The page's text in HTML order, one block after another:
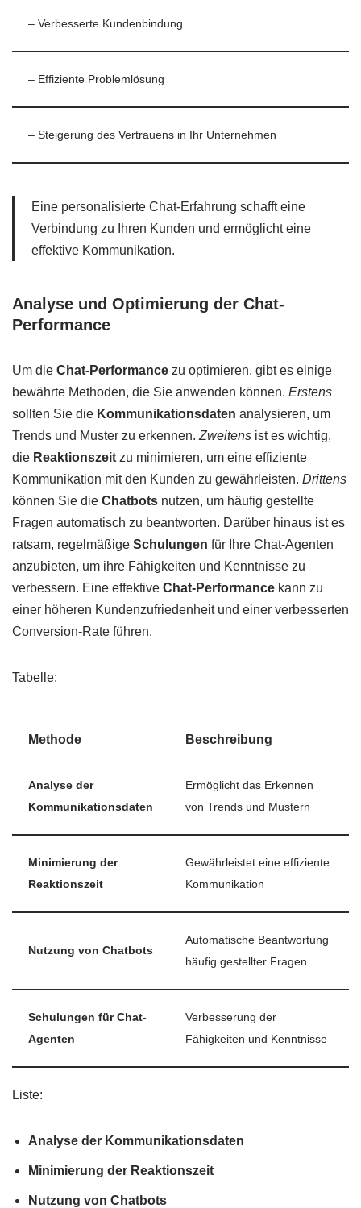
– Verbesserte Kundenbindung
– Effiziente Problemlösung
– Steigerung des Vertrauens in Ihr Unternehmen
Eine personalisierte Chat-Erfahrung schafft eine
Verbindung zu Ihren Kunden und ermöglicht eine
effektive Kommunikation.
Analyse und Optimierung der Chat-
Performance
Um die Chat-Performance zu optimieren, gibt es einige
bewährte Methoden, die Sie anwenden können. Erstens
sollten Sie die Kommunikationsdaten analysieren, um
Trends und Muster zu erkennen. Zweitens ist es wichtig,
die Reaktionszeit zu minimieren, um eine effiziente
Kommunikation mit den Kunden zu gewährleisten. Drittens
können Sie die Chatbots nutzen, um häufig gestellte
Fragen automatisch zu beantworten. Darüber hinaus ist es
ratsam, regelmäßige Schulungen für Ihre Chat-Agenten
anzubieten, um ihre Fähigkeiten und Kenntnisse zu
verbessern. Eine effektive Chat-Performance kann zu
einer höheren Kundenzufriedenheit und einer verbesserten
Conversion-Rate führen.
Tabelle:
Methode Beschreibung
Analyse der
Kommunikationsdaten
Ermöglicht das Erkennen
von Trends und Mustern
Minimierung der
Reaktionszeit
Gewährleistet eine effiziente
Kommunikation
Nutzung von Chatbots
Automatische Beantwortung
häufig gestellter Fragen
Schulungen für Chat-
Agenten
Verbesserung der
Fähigkeiten und Kenntnisse
Liste:
Analyse der Kommunikationsdaten
Minimierung der Reaktionszeit
Nutzung von Chatbots